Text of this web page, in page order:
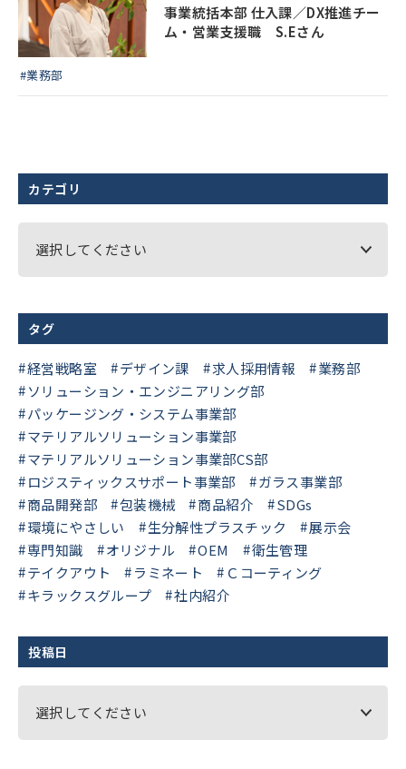
事業統括本部 仕入課／DX推進チー
ム・営業支援職 S.Eさん
#業務部
カテゴリ
選択してください
タグ
経営戦略室 デザイン課 求人採用情報
業務部
ソリューション・エンジニアリング部
パッケージング・システム事業部
マテリアルソリューション事業部
マテリアルソリューション事業部CS部
ロジスティックスサポート事業部
ガラス事業部
商品開発部
包装機械 商品紹介
SDGs
環境にやさしい
生分解性プラスチック
展示会
専門知識
オリジナル OEM
衛生管理
テイクアウト
ラミネート
Ｃコーティング
キラックスグループ
社内紹介
投稿日
選択してください